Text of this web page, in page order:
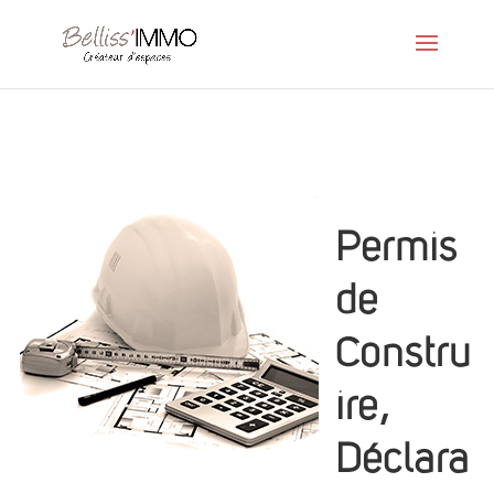
Permis
de
Constru
ire,
Déclara